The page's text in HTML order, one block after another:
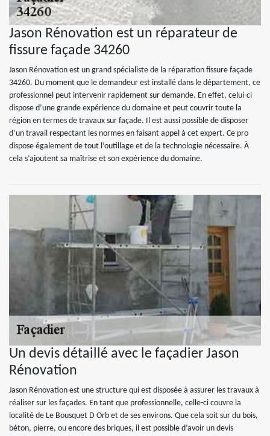
Jason Rénovation est un réparateur de
fissure façade 34260
Jason Rénovation est un grand spécialiste de la réparation fissure façade
34260. Du moment que le demandeur est installé dans le département, ce
professionnel peut intervenir rapidement sur demande. En effet, celui-ci
dispose d’une grande expérience du domaine et peut couvrir toute la
région en termes de travaux sur façade. Il est aussi possible de disposer
d’un travail respectant les normes en faisant appel à cet expert. Ce pro
dispose également de tout l’outillage et de la technologie nécessaire. À
cela s’ajoutent sa maîtrise et son expérience du domaine.
Un devis détaillé avec le façadier Jason
Rénovation
Jason Rénovation est une structure qui est disposée à assurer les travaux à
réaliser sur les façades. En tant que professionnelle, celle-ci couvre la
localité de Le Bousquet D Orb et de ses environs. Que cela soit sur du bois,
béton, pierre, ou encore des briques, il est possible d’avoir un devis